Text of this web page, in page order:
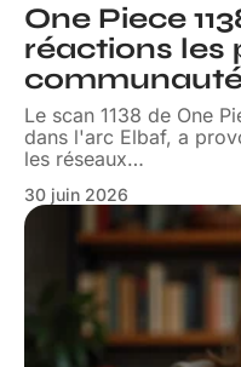
One Piece
réactions les
Le scan 1138 de One
dans l'arc Elbaf, a
les réseaux…
30 juin 2026